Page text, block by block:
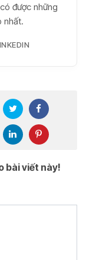
được những
nhất.
bài viết này!